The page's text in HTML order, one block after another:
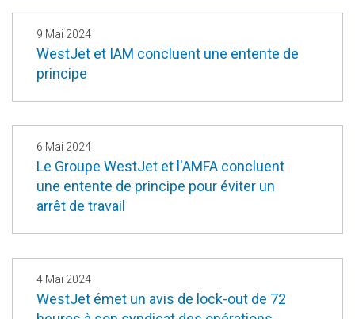
9 Mai 2024
WestJet et IAM concluent une entente de
principe
6 Mai 2024
Le Groupe WestJet et l'AMFA concluent
une entente de principe pour éviter un
arrêt de travail
4 Mai 2024
WestJet émet un avis de lock-out de 72